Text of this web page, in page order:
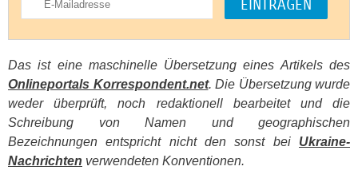
Das ist eine maschinelle Übersetzung eines Artikels des
Onlineportals Korrespondent.net. Die Übersetzung wurde
weder überprüft, noch redaktionell bearbeitet und die
Schreibung von Namen und geographischen
Bezeichnungen entspricht nicht den sonst bei Ukraine-
Nachrichten verwendeten Konventionen.